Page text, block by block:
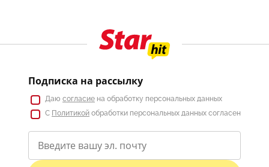
Подписка на рассылку
Даю согласие на обработку персональных данных
С Политикой обработки персональных данных согласен